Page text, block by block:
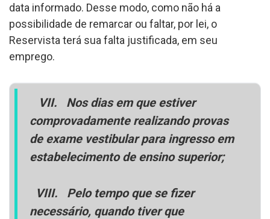
data informado. Desse modo, como não há a
possibilidade de remarcar ou faltar, por lei, o
Reservista terá sua falta justificada, em seu
emprego.
VII. Nos dias em que estiver
comprovadamente realizando provas
de exame vestibular para ingresso em
estabelecimento de ensino superior;
VIII. Pelo tempo que se fizer
necessário, quando tiver que